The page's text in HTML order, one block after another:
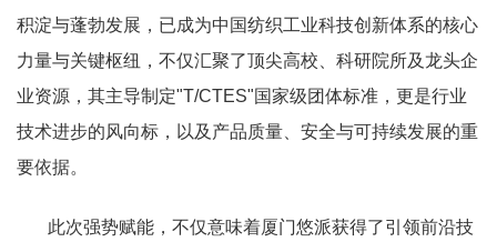
积淀与蓬勃发展，已成为中国纺织工业科技创新体系的核心
力量与关键枢纽，不仅汇聚了顶尖高校、科研院所及龙头企
业资源，其主导制定"T/CTES"国家级团体标准，更是行业
技术进步的风向标，以及产品质量、安全与可持续发展的重
要依据。
此次强势赋能，不仅意味着厦门悠派获得了引领前沿技